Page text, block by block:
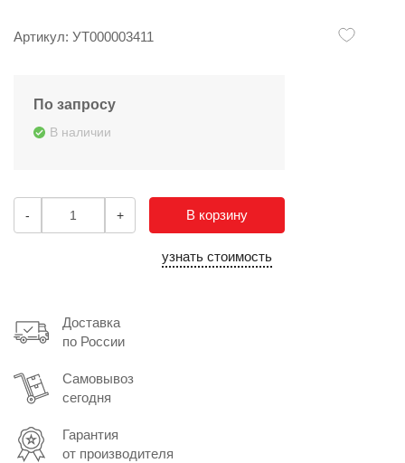
Артикул: УТ000003411
По запросу
В наличии
- + В корзину
узнать стоимость
Доставка
по России
Самовывоз
сегодня
Гарантия
от производителя